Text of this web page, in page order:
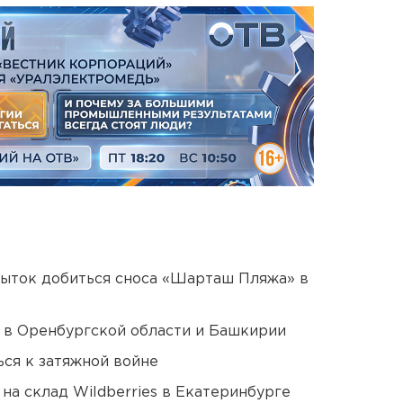
добиться сноса «Шарташ Пляжа» в
в Оренбургской области и Башкирии
к затяжной войне
склад Wildberries в Екатеринбурге